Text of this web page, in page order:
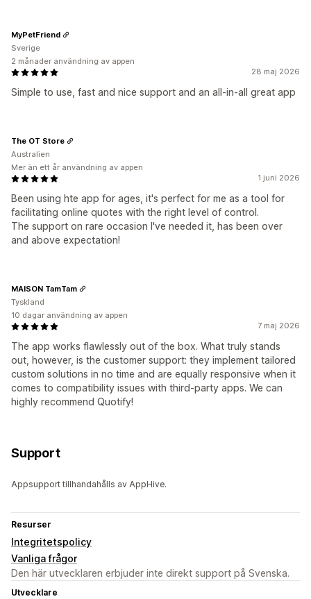
28 maj 2026
Simple to use, fast and nice support and an all-in-all great app
MyPetFriend
Sverige
2 månader användning av appen
1 juni 2026
Been using hte app for ages, it's perfect for me as a tool for
facilitating online quotes with the right level of control.
The support on rare occasion I've needed it, has been over
and above expectation!
The OT Store
Australien
Mer än ett år användning av appen
7 maj 2026
The app works flawlessly out of the box. What truly stands
out, however, is the customer support: they implement tailored
custom solutions in no time and are equally responsive when it
comes to compatibility issues with third‑party apps. We can
highly recommend Quotify!
MAISON TamTam
Tyskland
10 dagar användning av appen
Support
Appsupport tillhandahålls av AppHive.
Resurser
Integritetspolicy
Vanliga frågor
Den här utvecklaren erbjuder inte direkt support på Svenska.
Utvecklare